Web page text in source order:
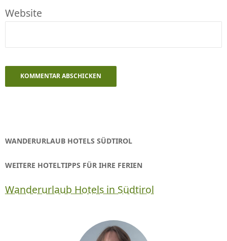
Website
WANDERURLAUB HOTELS SÜDTIROL
WEITERE HOTELTIPPS FÜR IHRE FERIEN
Wanderurlaub Hotels in Südtirol